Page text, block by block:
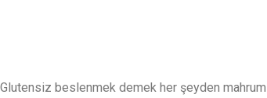
Glutensiz beslenmek demek her şeyden